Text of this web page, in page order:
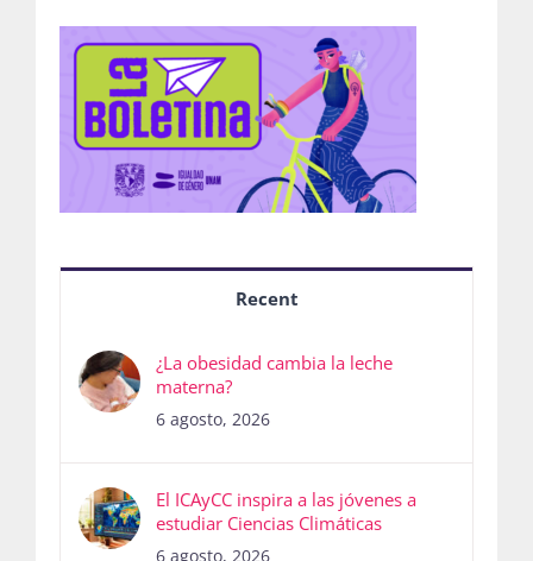
Recent
¿La obesidad cambia la leche
materna?
6 agosto, 2026
El ICAyCC inspira a las jóvenes a
estudiar Ciencias Climáticas
6 agosto, 2026